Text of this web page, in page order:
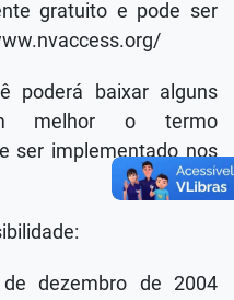
gratuito e pode ser
poderá baixar alguns
melhor o termo
ser implementado nos
dezembro de 2004